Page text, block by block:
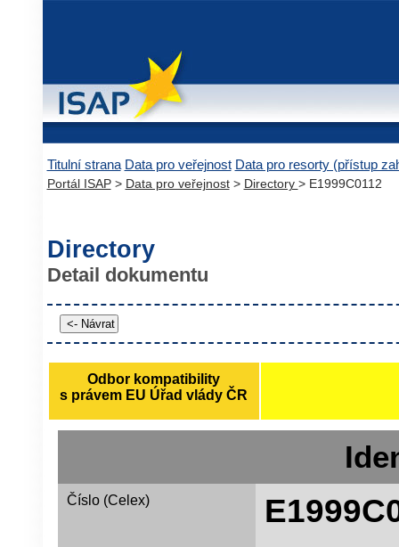
Titulní strana Data pro veřejnost Data pro resorty (přístup
Portál ISAP> Data pro veřejnost> Directory > E1999C0112
Directory
Detail dokumentu
Odbor kompatibility
s právem EU Úřad vlády ČR
Číslo (Celex)